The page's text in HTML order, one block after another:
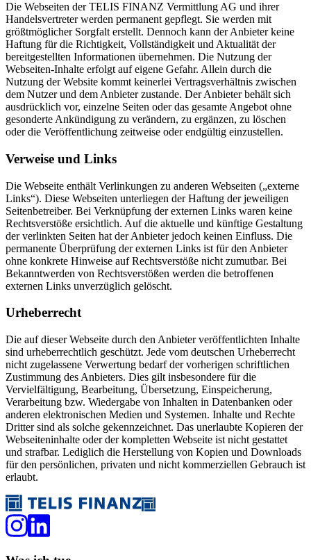
Die Webseiten der TELIS FINANZ Vermittlung AG und ihrer
Handelsvertreter werden permanent gepflegt. Sie werden mit
größtmöglicher Sorgfalt erstellt. Dennoch kann der Anbieter keine
Haftung für die Richtigkeit, Vollständigkeit und Aktualität der
bereitgestellten Informationen übernehmen. Die Nutzung der
Webseiten-Inhalte erfolgt auf eigene Gefahr. Allein durch die
Nutzung der Website kommt keinerlei Vertragsverhältnis zwischen
dem Nutzer und dem Anbieter zustande. Der Anbieter behält sich
ausdrücklich vor, einzelne Seiten oder das gesamte Angebot ohne
gesonderte Ankündigung zu verändern, zu ergänzen, zu löschen
oder die Veröffentlichung zeitweise oder endgültig einzustellen.
Verweise und Links
Die Webseite enthält Verlinkungen zu anderen Webseiten („externe
Links“). Diese Webseiten unterliegen der Haftung der jeweiligen
Seitenbetreiber. Bei Verknüpfung der externen Links waren keine
Rechtsverstöße ersichtlich. Auf die aktuelle und künftige Gestaltung
der verlinkten Seiten hat der Anbieter jedoch keinen Einfluss. Die
permanente Überprüfung der externen Links ist für den Anbieter
ohne konkrete Hinweise auf Rechtsverstöße nicht zumutbar. Bei
Bekanntwerden von Rechtsverstößen werden die betroffenen
externen Links unverzüglich gelöscht.
Urheberrecht
Die auf dieser Webseite durch den Anbieter veröffentlichten Inhalte
sind urheberrechtlich geschützt. Jede vom deutschen Urheberrecht
nicht zugelassene Verwertung bedarf der vorherigen schriftlichen
Zustimmung des Anbieters. Dies gilt insbesondere für die
Vervielfältigung, Bearbeitung, Übersetzung, Einspeicherung,
Verarbeitung bzw. Wiedergabe von Inhalten in Datenbanken oder
anderen elektronischen Medien und Systemen. Inhalte und Rechte
Dritter sind als solche gekennzeichnet. Das unerlaubte Kopieren der
Webseiteninhalte oder der kompletten Webseite ist nicht gestattet
und strafbar. Lediglich die Herstellung von Kopien und Downloads
für den persönlichen, privaten und nicht kommerziellen Gebrauch ist
erlaubt.